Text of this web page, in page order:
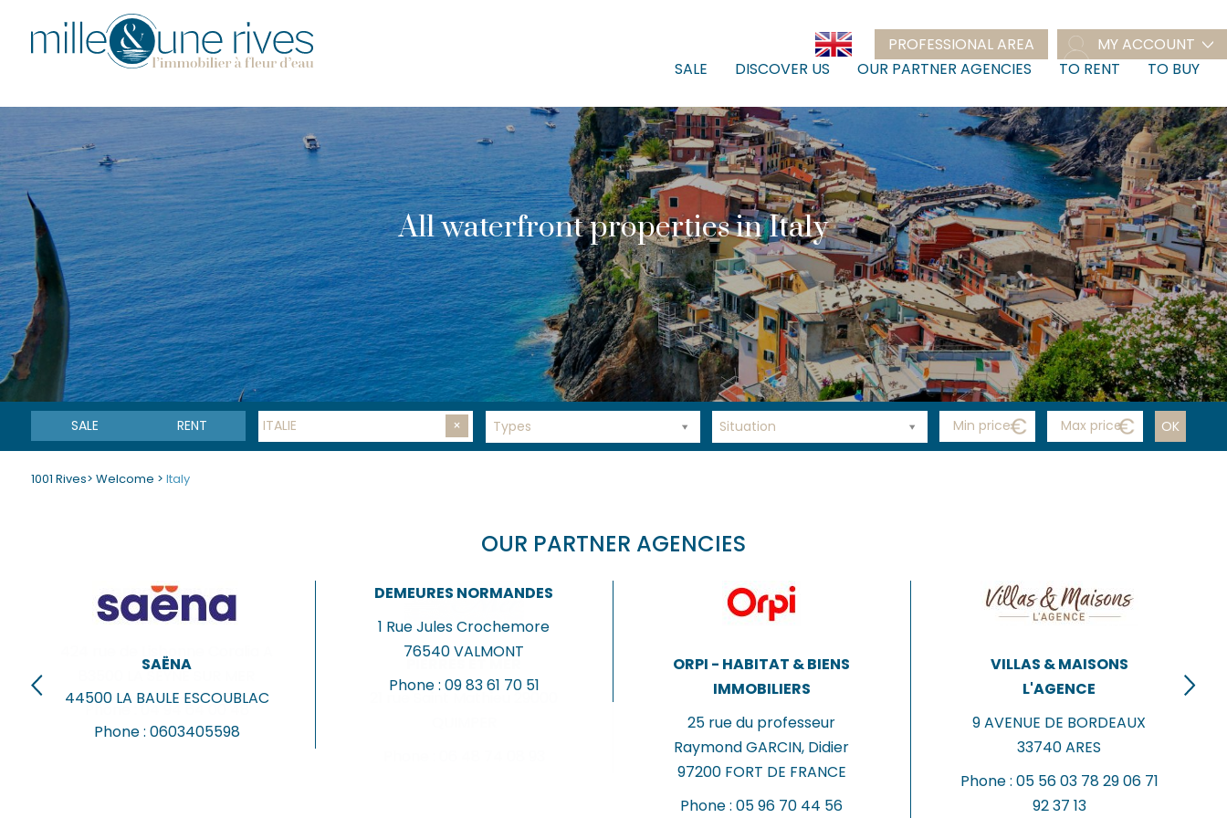
MY ACCOUNT
PROFESSIONAL AREA
SALE
DISCOVER US OUR PARTNER AGENCIES TO RENT TO BUY
All waterfront properties in Italy
SALE RENT ×
ITALIE Types Situation
1001 Rives> Welcome > Italy
OUR PARTNER AGENCIES
SAËNA
44500 LA BAULE ESCOUBLAC
Phone : 0603405598
DEMEURES NORMANDES
1 Rue Jules Crochemore
76540VALMONT
Phone : 09 83 61 70 51
ORPI - HABITAT & BIENS
IMMOBILIERS
25 rue du professeur
Raymond GARCIN, Didier
97200 FORT DE FRANCE
Phone :05 96 70 44 56
VILLAS & MAISONS
L'AGENCE
9 AVENUE DE BORDEAUX
33740ARES
Phone : 05 56 03 78 29 06 71
92 37 13
AGENCES PRIVEES
(SAJATIM)
424 rue de Lisbonne Coralia A
LA SEYNE SUR MER
Phone :04 94 64 00 48